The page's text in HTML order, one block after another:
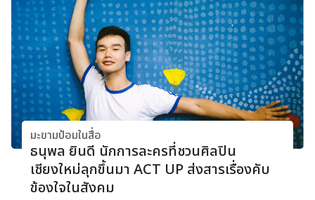
มะขามป้อมในสื่อ
ธนุพล ยินดี นักการละครที่ชวนศิลปิน
เชียงใหม่ลุกขึ้นมา ACT UP ส่งสารเรื่องคับ
ข้องใจในสังคม